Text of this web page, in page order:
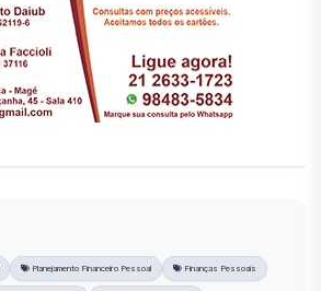
Planejamento Financeiro Pessoal Finanças Pessoais